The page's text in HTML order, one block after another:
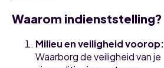
Waarom indienststelling?
Milieu en veiligheid voorop:
Waarborg de veiligheid van je